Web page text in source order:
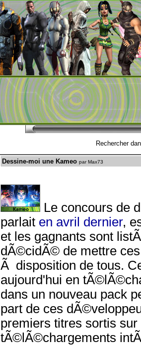
Rechercher
Dessine-moi une Kameo par Max73
Le concours de
parlait en avril dernier,
et les gagnants sont
dÃ©cidÃ© de mettre
Ã disposition de tous.
aujourd'hui en
dans un nouveau pack
part de ces
premiers titres sortis
tÃ©lÃ©chargements